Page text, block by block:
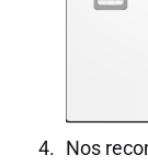
Nos